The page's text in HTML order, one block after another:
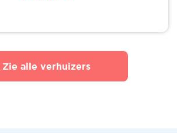
Zie alle verhuizers